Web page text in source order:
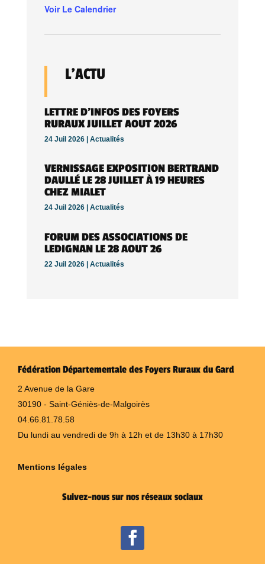
Voir Le Calendrier
L’ACTU
LETTRE D’INFOS DES FOYERS
RURAUX JUILLET AOUT 2026
24 Juil 2026 | Actualités
VERNISSAGE EXPOSITION BERTRAND
DAULLÉ LE 28 JUILLET À 19 HEURES
CHEZ MIALET
24 Juil 2026 | Actualités
FORUM DES ASSOCIATIONS DE
LEDIGNAN LE 28 AOUT 26
22 Juil 2026 | Actualités
Fédération Départementale des Foyers Ruraux du Gard
2 Avenue de la Gare
30190 - Saint-Géniès-de-Malgoirès
04.66.81.78.58
Du lundi au vendredi de 9h à 12h et de 13h30 à 17h30
Mentions légales
Suivez-nous sur nos réseaux sociaux